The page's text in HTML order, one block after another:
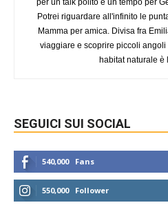
per un talk polito e un tempo per
Potrei riguardare all'infinito le
Mamma per amica. Divisa fra
viaggiare e scoprire piccoli
habitat naturale è
SEGUICI SUI SOCIAL
540,000 Fans
550,000 Follower